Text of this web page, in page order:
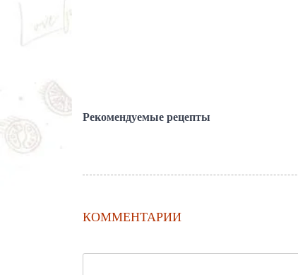
Рекомендуемые рецепты
КОММЕНТАРИИ